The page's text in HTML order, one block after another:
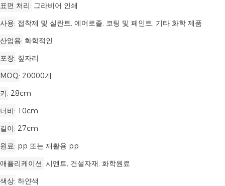
표면 처리 그라비어 인쇄
사용 접착제 및 실란트, 에어로졸, 코팅 및 페인트, 기타 화학 제품
산업용 화학적인
포장 짚자리
MOQ 20000개
키 28cm
너비 10cm
길이 27cm
원료 pp 또는 재활용 pp
애플리케이션 시멘트, 건설자재, 화학원료
색상 하얀색